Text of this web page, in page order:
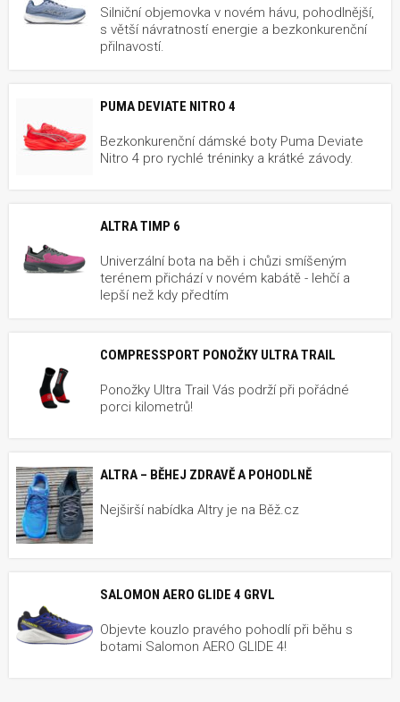
Silniční objemovka v novém hávu, pohodlnější,
s větší návratností energie a bezkonkurenční
přilnavostí.
PUMA DEVIATE NITRO 4
Bezkonkurenční dámské boty Puma Deviate
Nitro 4 pro rychlé tréninky a krátké závody.
ALTRA TIMP 6
Univerzální bota na běh i chůzi smíšeným
terénem přichází v novém kabátě - lehčí a
lepší než kdy předtím
COMPRESSPORT PONOŽKY ULTRA TRAIL
Ponožky Ultra Trail Vás podrží při pořádné
porci kilometrů!
ALTRA – BĚHEJ ZDRAVĚ A POHODLNĚ
Nejširší nabídka Altry je na Běž.cz
SALOMON AERO GLIDE 4 GRVL
Objevte kouzlo pravého pohodlí při běhu s
botami Salomon AERO GLIDE 4!